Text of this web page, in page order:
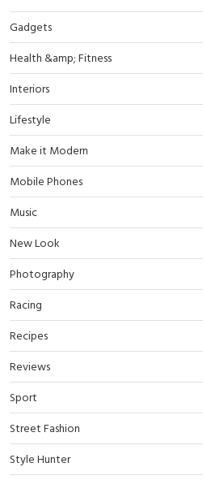
Gadgets
Health &amp; Fitness
Interiors
Lifestyle
Make it Modern
Mobile Phones
Music
New Look
Photography
Racing
Recipes
Reviews
Sport
Street Fashion
Style Hunter